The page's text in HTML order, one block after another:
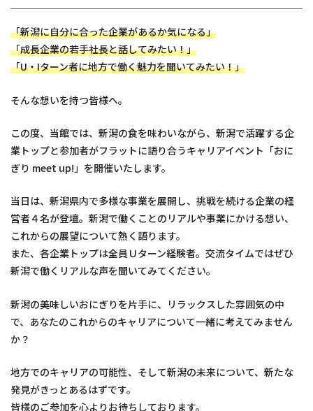
「新潟に自分に合った企業があるか気になる」
「成長企業の若手社長と話してみたい！」
「U・Iターン者に地方で働く魅力を聞いてみたい！」
そんな想いを持つ皆様へ。
この度、当館では、新潟の食を味わいながら、新潟で活躍する企
業トップと参加者がフラットに語り合うキャリアイベント「おに
ぎり meet up!」を開催いたします。
当日は、新潟県内で多様な事業を展開し、挑戦を続ける企業の経
営者４名が登壇。新潟で働くことのリアルや事業にかける想い、
これからの展望について熱く語ります。
また、各企業トップは全員Ｕターン経験者。交流タイムではぜひ
新潟で働くリアルな声を聞いてみてください。
新潟の美味しいおにぎりを片手に、リラックスした雰囲気の中
で、あなたのこれからのキャリアについて一緒に考えてみません
か？
地方でのキャリアの可能性、そして新潟の未来について、新たな
発見がきっとあるはずです。
皆様のご参加を心よりお待ちしております。